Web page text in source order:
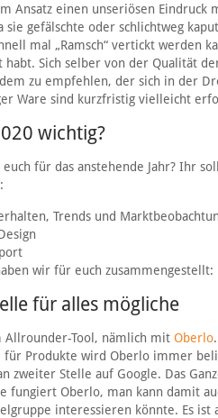
Ansatz einen unseriösen Eindruck
sie gefälschte oder schlichtweg
mal „Ramsch“ vertickt
Sich selber von der Qualität
zu empfehlen, der sich in der
Ware sind kurzfristig vielleicht
wichtig?
für das anstehende Jahr? Ihr
Trends und
wir für euch zusammengestellt:
für alles mögliche
Tool, nämlich mit Oberlo
für Produkte wird Oberlo immer
zweiter Stelle auf Google. Das
fungiert Oberlo, man kann damit
interessieren könnte. Es